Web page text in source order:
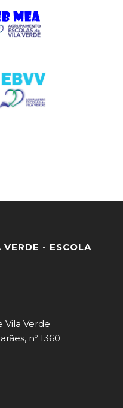
- ESCOLA
Vila Verde
nº 1360